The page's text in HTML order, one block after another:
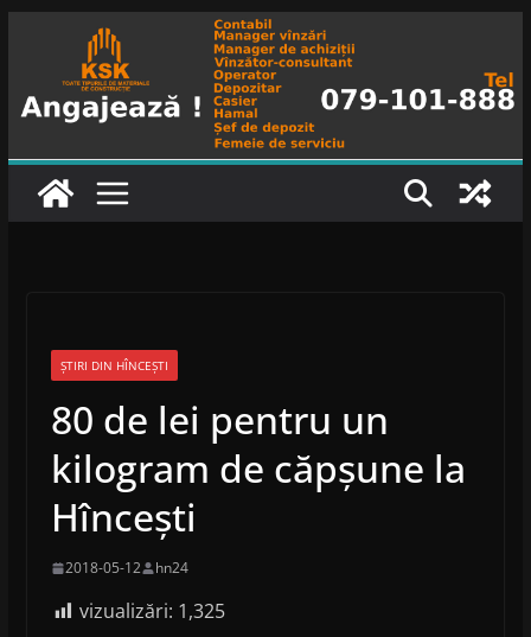
content
ȘTIRI DIN HÎNCEȘTI
80 de lei pentru un
kilogram de căpșune la
Hîncești
2018-05-12 hn24
vizualizări: 1,325